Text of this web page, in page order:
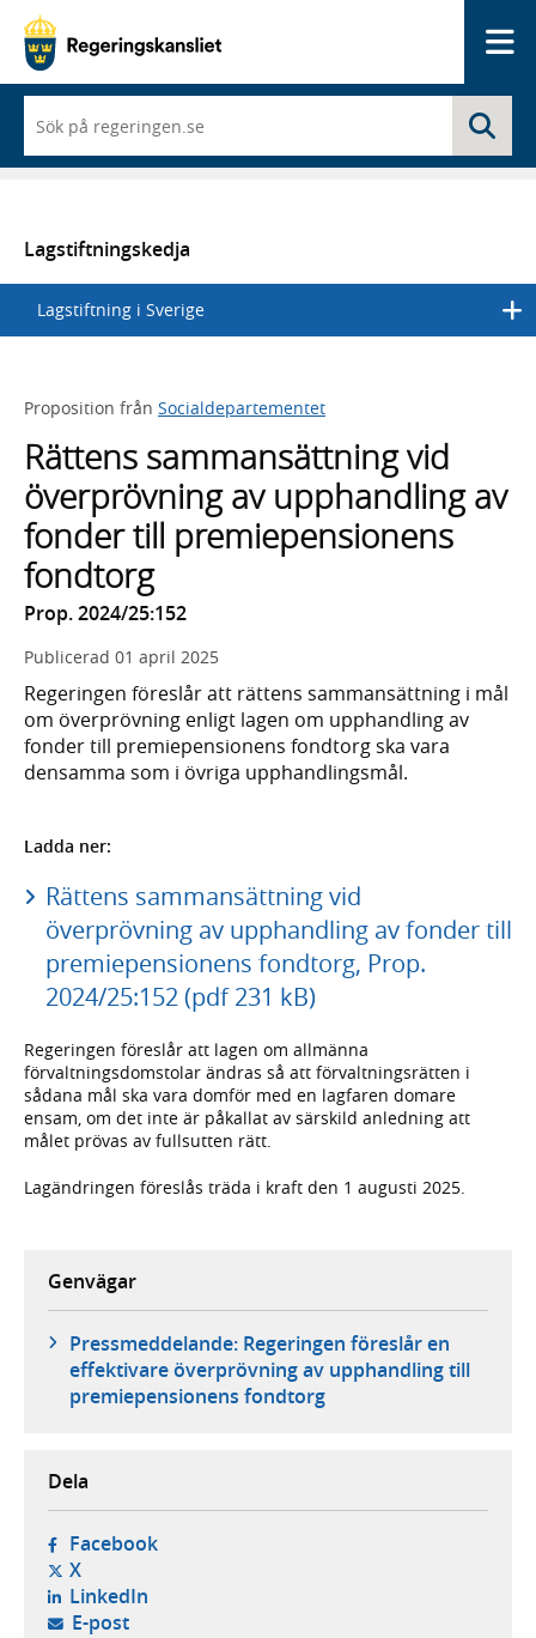
du
börjar
skriva
en
lista
med
sökförslag
Lagstiftningskedja
Lagstiftning i Sverige
Proposition från Socialdepartementet
Rättens sammansättning vid
överprövning av upphandling av
fonder till premiepensionens
fondtorg
Prop. 2024/25:152
Publicerad 01 april 2025
Regeringen föreslår att rättens sammansättning i mål
om överprövning enligt lagen om upphandling av
fonder till premiepensionens fondtorg ska vara
densamma som i övriga upphandlingsmål.
Ladda ner:
Rättens sammansättning vid
överprövning av upphandling av fonder till
premiepensionens fondtorg, Prop.
2024/25:152 (pdf 231 kB)
Regeringen föreslår att lagen om allmänna
förvaltningsdomstolar ändras så att förvaltningsrätten i
sådana mål ska vara domför med en lagfaren domare
ensam, om det inte är påkallat av särskild anledning att
målet prövas av fullsutten rätt.
Lagändringen föreslås träda i kraft den 1 augusti 2025.
Genvägar
Pressmeddelande: Regeringen föreslår en
effektivare överprövning av upphandling till
premiepensionens fondtorg
Dela
Facebook- öppnas i ny flik, extern webbplats,
X- öppnas i ny flik, extern webbplats,
LinkedIn- öppnas i ny flik, extern webbplats,
E-post- öppnar din e-postklient,